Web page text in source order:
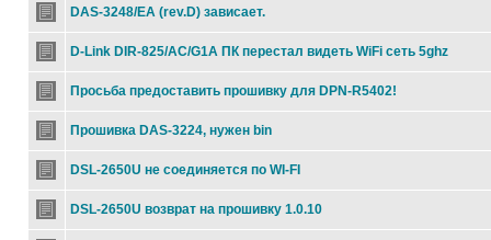
DAS-3248/EA (rev.D) зависает.
D-Link DIR-825/AC/G1A ПК перестал видеть WiFi сеть 5ghz
Просьба предоставить прошивку для DPN-R5402!
Прошивка DAS-3224, нужен bin
DSL-2650U не соединяется по WI-FI
DSL-2650U возврат на прошивку 1.0.10